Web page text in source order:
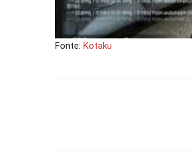
Fonte: Kotaku